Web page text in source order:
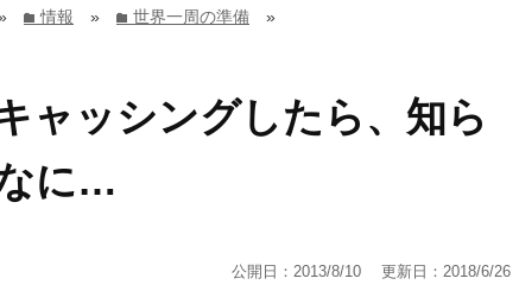
folder情報 » folder 世界一周の準備 »
ャッシングしたら、知ら
に…
公開日：2013/8/10 更新日：2018/6/26